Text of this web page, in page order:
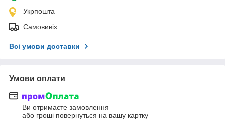
Укрпошта
Самовивіз
Всі умови доставки
Умови оплати
Ви отримаєте замовлення
або гроші повернуться на вашу картку